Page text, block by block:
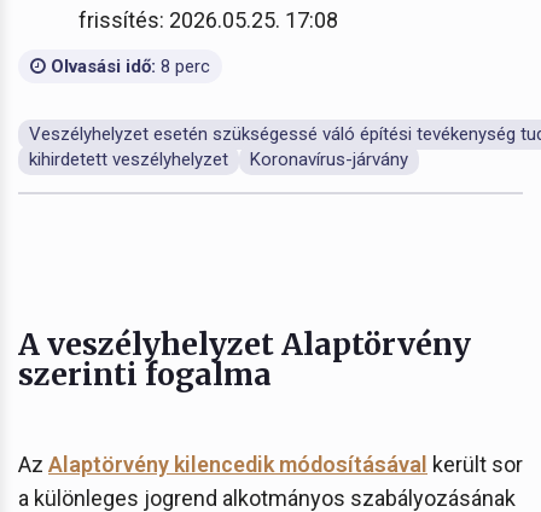
frissítés: 2026.05.25. 17:08
Olvasási idő: 8 perc
Veszélyhelyzet esetén szükségessé váló építési tevékenység
kihirdetett veszélyhelyzet
Koronavírus-járvány
A veszélyhelyzet Alaptörvény
szerinti fogalma
Az Alaptörvény kilencedik módosításával került sor
a különleges jogrend alkotmányos szabályozásának